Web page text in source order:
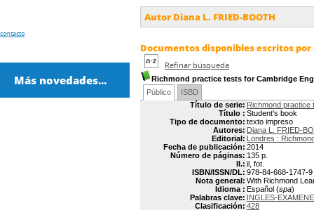
Autor Diana L. FRIED-BOOTH
Documentos disponibles escritos
Refinar búsqueda
Richmond practice tests for Cambridge
Público
ISBD
Título de serie: Richmond practice
Título : Student's book
Tipo de documento: texto impreso
Autores: Diana L. FRIED-
Editorial: Londres :
Fecha de publicación: 2014
Número de páginas: 135 p.
Il.: il, fot.
ISBN/ISSN/DL: 978-84-668-1747-9
Nota general: With Richmond
Idioma : Español (spa)
Palabras clave: INGLES-
Clasificación: 428
contacto
Más novedades...